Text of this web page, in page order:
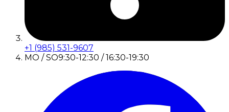
+1 (985) 531-9607
MO / SO9:30-12:30 / 16:30-19:30